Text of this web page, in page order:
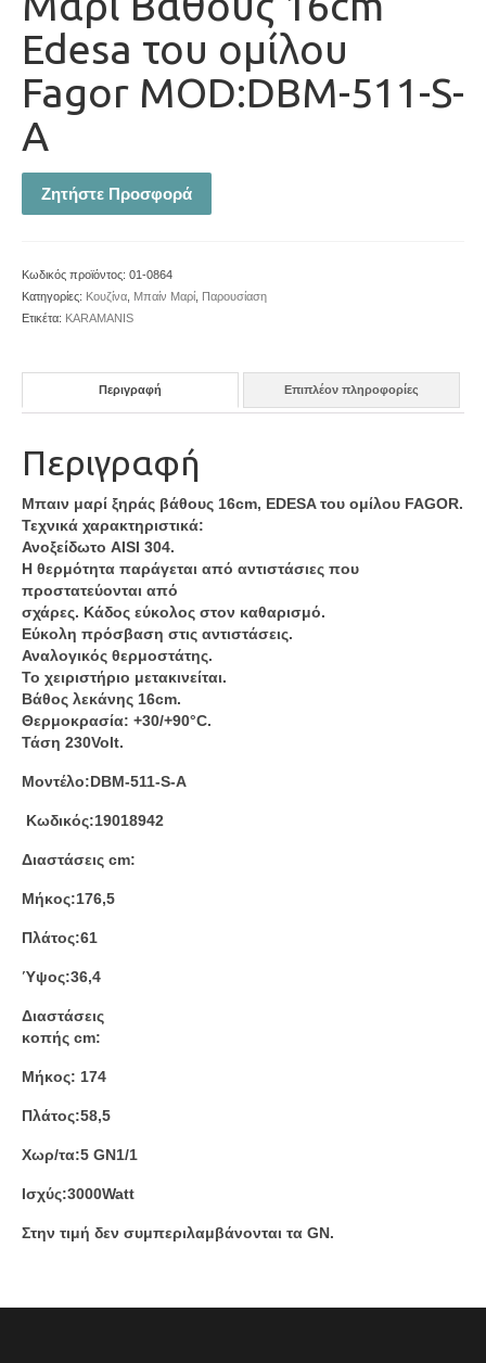
Edesa του ομίλου
Fagor MOD:DBM-511-S-
A
Ζητήστε Προσφορά
Κωδικός προϊόντος: 01-0864
Κατηγορίες: Κουζίνα Μπαίν Μαρί Παρουσίαση
Ετικέτα: KARAMANIS
Περιγραφή Επιπλέον πληροφορίες
Περιγραφή
Μπαιν μαρί ξηράς βάθους 16cm, EDESA του ομίλου FAGOR.
Τεχνικά χαρακτηριστικά:
Ανοξείδωτο AISI 304.
Η θερμότητα παράγεται από αντιστάσιες που
προστατεύονται από
σχάρες. Κάδος εύκολος στον καθαρισμό.
Εύκολη πρόσβαση στις αντιστάσεις.
Αναλογικός θερμοστάτης.
Το χειριστήριο μετακινείται.
Βάθος λεκάνης 16cm.
Θερμοκρασία: +30/+90°C.
Τάση 230Volt.
Μοντέλο:DBM-511-S-A
Κωδικός:19018942
Διαστάσεις cm:
Μήκος:176,5
Πλάτος:61
Ύψος:36,4
Διαστάσεις
κοπής cm:
Μήκος: 174
Πλάτος:58,5
Χωρ/τα:5 GN1/1
Ισχύς:3000Watt
Στην τιμή δεν συμπεριλαμβάνονται τα GN.